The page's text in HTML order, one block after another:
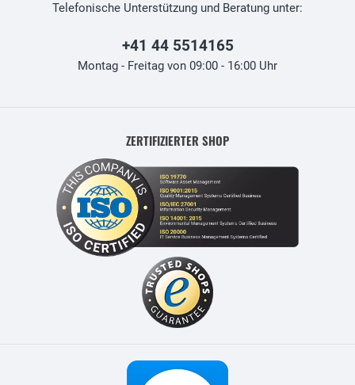
Telefonische Unterstützung und Beratung unter:
+41 44 5514165
Montag - Freitag von 09:00 - 16:00 Uhr
ZERTIFIZIERTER SHOP